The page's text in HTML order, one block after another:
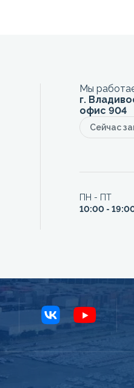
Мы
г.
офис 904
Сейчас
ПН - ПТ
10:00 -